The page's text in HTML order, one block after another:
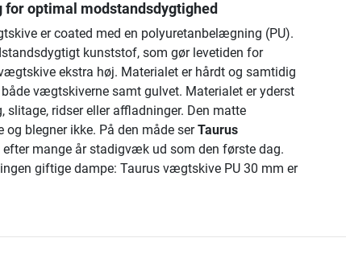
for optimal modstandsdygtighed
er coated med en polyuretanbelægning (PU).
kunststof, som gør levetiden for
ekstra høj. Materialet er hårdt og samtidig
vægtskiverne samt gulvet. Materialet er yderst
slitage, ridser eller affladninger. Den matte
blegner ikke. På den måde serTaurus
efter mange år stadigvæk ud som den første dag.
giftige dampe: Taurus vægtskive PU 30 mm er